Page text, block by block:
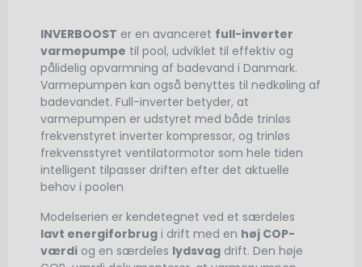
INVERBOOST er en avanceret full-inverter
varmepumpe til pool, udviklet til effektiv og
pålidelig opvarmning af badevand i Danmark.
Varmepumpen kan også benyttes til nedkøling af
badevandet. Full-inverter betyder, at
varmepumpen er udstyret med både trinløs
frekvenstyret inverter kompressor, og trinløs
frekvensstyret ventilatormotor som hele tiden
intelligent tilpasser driften efter det aktuelle
behov i poolen
Modelserien er kendetegnet ved et særdeles
lavt energiforbrug i drift med en høj COP-
værdi og en særdeles lydsvag drift. Den høje